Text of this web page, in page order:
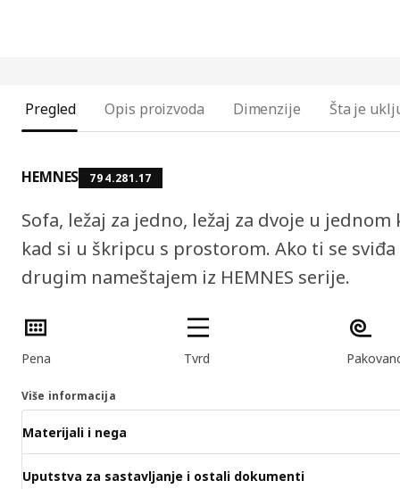
Pregled Opis proizvoda Dimenzije Šta je
HEMNES 794.281.17
Sofa, ležaj za jedno, ležaj za dvoje u
kad si u škripcu s prostorom. Ako ti se
drugim nameštajem iz HEMNES serije.
Funkcije proizvoda
Pena Tvrd
Više informacija
Materijali i nega
Uputstva za sastavljanje i ostali dokumenti